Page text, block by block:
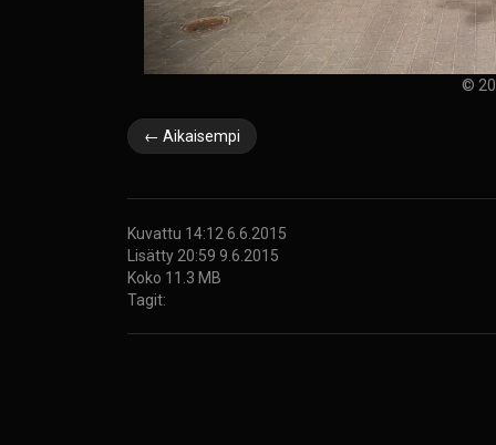
©
← Aikaisempi
Kuvattu 14:12 6.6.2015
Lisätty 20:59 9.6.2015
Koko 11.3 MB
Tagit: